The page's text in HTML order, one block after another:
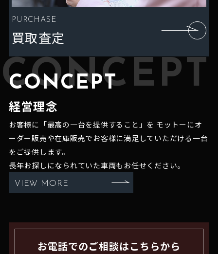
PURCHASE
買取査定
CONCEPT
CONCEPT
経営理念
お客様に「最高の一台を提供すること」を モットーにオ
ーダー販売や在庫販売でお客様に満足していただける一台
をご提供します。
長年お探しになられていた車両もお任せください。
VIEW MORE
お電話でのご相談はこちらから